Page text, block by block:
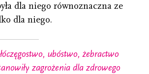
dla niego równoznaczna ze
dla niego.
ubóstwo, żebractwo
zagrożenia dla zdrowego